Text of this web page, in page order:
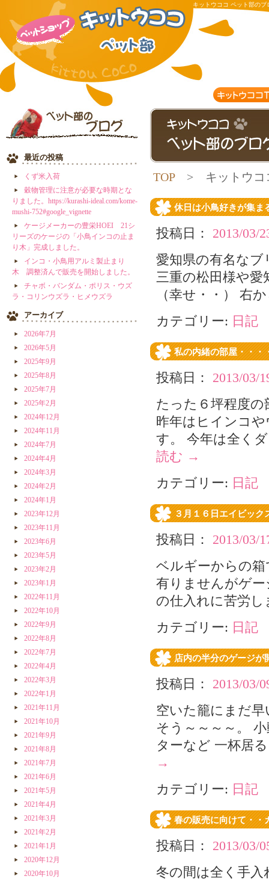
キットウココ ペット部の
～ | 有限会社キットウココ
最近の投稿
くず米入荷
穀物管理に注意が必要な時期とな
りました。https://kurashi-ideal.com/kome-
mushi-752#google_vignette
ケージメーカーの豊栄HOEI 21シ
リーズのケージの「小鳥インコの止ま
り木」完成しました。
インコ・小鳥用アルミ製止まり
木 調整済んで販売を開始しました。
チャボ・バンダム・ポリス・ウズ
ラ・コリンウズラ・ヒメウズラ
アーカイブ
2026年7月
2026年5月
2025年9月
2025年8月
2025年7月
2025年2月
2024年12月
2024年11月
2024年7月
2024年4月
2024年3月
2024年2月
2024年1月
2023年12月
2023年11月
2023年6月
2023年5月
2023年2月
2023年1月
2022年11月
2022年10月
2022年9月
2022年8月
2022年7月
2022年4月
2022年3月
2022年1月
2021年11月
2021年10月
2021年9月
2021年8月
2021年7月
2021年6月
2021年5月
2021年4月
2021年3月
2021年2月
2021年1月
2020年12月
2020年10月
TOP> キットウコ
休日は小鳥好きが集ま
投稿日：
2013/03/
愛知県の有名なブ
三重の松田様や
（幸せ・・） 右
カテゴリー: 日記
私の内緒の部屋・・・
投稿日：
2013/03/
たった６坪程度
昨年はヒインコ
す。 今年は全く
読む →
カテゴリー: 日記
３月１６日エイビック
投稿日：
2013/03/
ベルギーからの
有りませんがゲ
の仕入れに苦労
カテゴリー: 日記
店内の半分のゲージが
投稿日：
2013/03/
空いた籠にまだ
そう～～～～。
ターなど 一杯居
→
カテゴリー: 日記
春の販売に向けて・・
投稿日：
2013/03/
冬の間は全く手